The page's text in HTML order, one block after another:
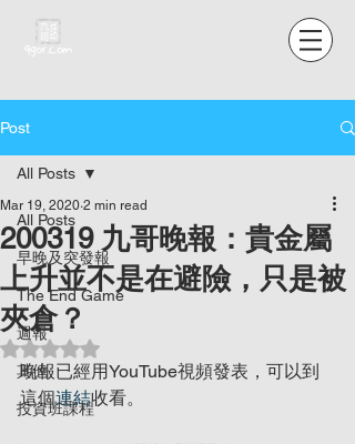
Post
All Posts
早晚及突發報
The End Game
週報
其他
投資班課程
All Posts
200319 九哥晚報：貴金屬
上升並不是在避險，只是被
夾倉？
Mar 19, 2020 2 min read
Rated NaN out of 5 stars.
晚報已經用YouTube視頻發表，可以到
這個連結收看。